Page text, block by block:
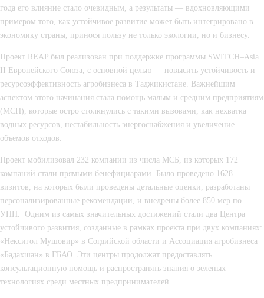
года его влияние стало очевидным, а результаты — вдохновляющими
примером того, как устойчивое развитие может быть интегрировано в
экономику страны, принося пользу не только экологии, но и бизнесу.
Проект REAP был реализован при поддержке программы SWITCH –Asia
II Европейского Союза, с основной целью — повысить устойчивость и
ресурсоэффективность агробизнеса в Таджикистане. Важнейшим
аспектом этого начинания стала помощь малым и средним предприятиям
(МСП), которые остро столкнулись с такими вызовами, как нехватка
водных ресурсов, нестабильность энергоснабжения и увеличение
объемов отходов.
Проект мобилизовал 232 компании из числа МСБ, из которых 172
компаний стали прямыми бенефициарами. Было проведено 1628
визитов, на которых были проведены детальные оценки, разработаны
персонализированные рекомендации, и внедрены более 850 мер по
УПП. Одним из самых значительных достижений стали два Центра
устойчивого развития, созданные в рамках проекта при двух компаниях:
« Нексигол Мушовир» в Согдийской области и Ассоциация агробизнеса
«Бадахшан» в ГБАО. Эти центры продолжат предоставлять
консультационную помощь и распространять знания о зеленых
технологиях среди местных предпринимателей.